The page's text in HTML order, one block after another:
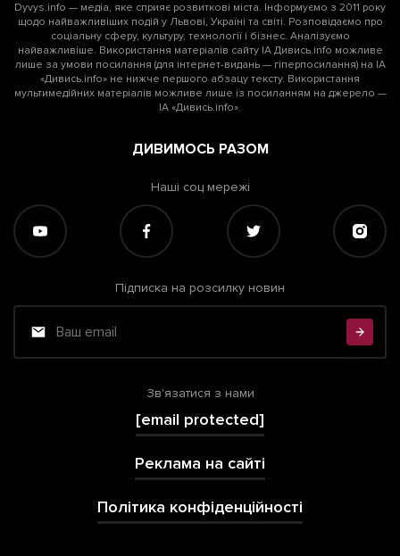
Dyvys.info — медіа, яке сприяє розвиткові міста. Інформуємо з 2011 року
щодо найважливіших подій у Львові, Україні та світі. Розповідаємо про
соціальну сферу, культуру, технології і бізнес. Аналізуємо
найважливіше. Використання матеріалів сайту ІА Дивись.info можливе
лише за умови посилання (для інтернет-видань — гіперпосилання) на ІА
«Дивись.info» не нижче першого абзацу тексту. Використання
мультимедійних матеріалів можливе лише із посиланням на джерело —
ІА «Дивись.info».
ДИВИМОСЬ РАЗОМ
Наші соц мережі
Підписка на розсилку новин
Зв'язатися з нами
[email protected]
Реклама на сайті
Політика конфіденційності